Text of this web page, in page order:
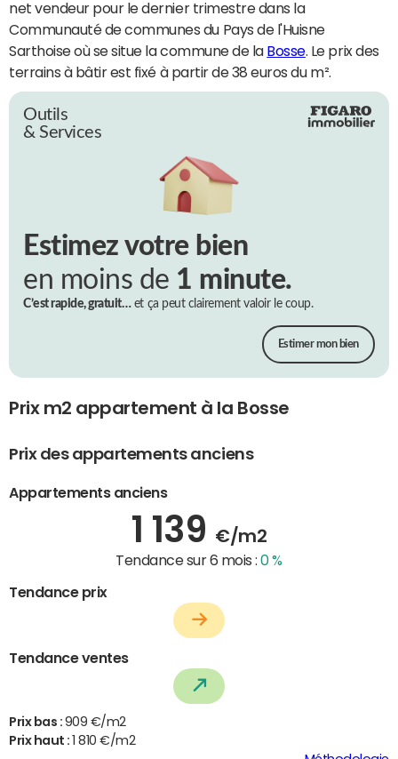
net vendeur pour le dernier trimestre dans la
Communauté de communes du Pays de l'Huisne
Sarthoise où se situe la commune de la Bosse. Le prix des
terrains à bâtir est fixé à partir de 38 euros du m².
Outils
& Services
Estimez votre bien
en moins de 1 minute.
C’est rapide, gratuit…et ça peut clairement valoir le coup.
Estimer mon bien
Prix m2 appartement à la Bosse
Prix des appartements anciens
Appartements anciens
1 139 €/m2
Tendance sur 6 mois :0 %
Tendance prix
Tendance ventes
Prix bas : 909 €/m2
Prix haut :1 810 €/m2